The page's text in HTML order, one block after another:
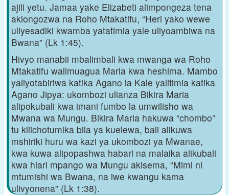
ajili yetu. Jamaa yake Elizabeti alimpongeza tena
akiongozwa na Roho Mtakatifu, “Heri yako wewe
uliyesadiki kwamba yatatimia yale uliyoambiwa na
Bwana” (Lk 1:45).
Hivyo manabii mbalimbali kwa mwanga wa Roho
Mtakatifu walimuagua Maria kwa heshima. Mambo
yaliyotabiriwa katika Agano la Kale yalitimia katika
Agano Jipya: ukombozi ulianza Bikira Maria
alipokubali kwa imani fumbo la umwilisho wa
Mwana wa Mungu. Bikira Maria hakuwa “chombo”
tu kilichotumika bila ya kuelewa, bali alikuwa
mshiriki huru wa kazi ya ukombozi ya Mwanae,
kwa kuwa alipopashwa habari na malaika alikubali
kwa hiari mpango wa Mungu akisema, “Mimi ni
mtumishi wa Bwana, na iwe kwangu kama
ulivyonena” (Lk 1:38).